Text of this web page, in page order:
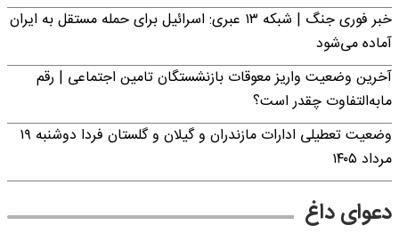
خبر فوری جنگ | شبکه ۱۳ عبری: اسرائیل برای حمله مستقل به ایران
آماده می‌شود
آخرین وضعیت واریز معوقات بازنشستگان تامین اجتماعی | رقم
مابه‌التفاوت چقدر است؟
وضعیت تعطیلی ادارات مازندران و گیلان و گلستان فردا دوشنبه ۱۹
مرداد ۱۴۰۵
دعوای داغ